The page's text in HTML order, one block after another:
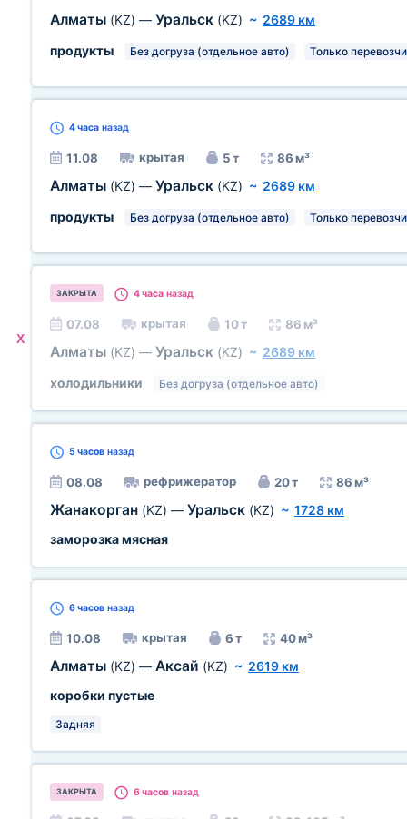
Алматы (KZ) — Уральск (KZ) ~ 2689 км
продукты
Без догруза (отдельное авто) Только
4 часа назад
11.08 крытая 5 т 86 м³
Алматы (KZ) — Уральск (KZ) ~ 2689 км
продукты
Без догруза (отдельное авто) Только
X
ЗАКРЫТА 4 часа назад
07.08 крытая 10 т 86 м³
Алматы (KZ) — Уральск (KZ) ~ 2689 км
холодильники
Без догруза (отдельное авто)
5 часов назад
08.08 рефрижератор 20 т 86 м³
Жанакорган (KZ) — Уральск (KZ) ~ 1728 км
заморозка мясная
6 часов назад
10.08 крытая 6 т 40 м³
Алматы (KZ) — Аксай (KZ) ~ 2619 км
коробки пустые
Задняя
ЗАКРЫТА 6 часов назад